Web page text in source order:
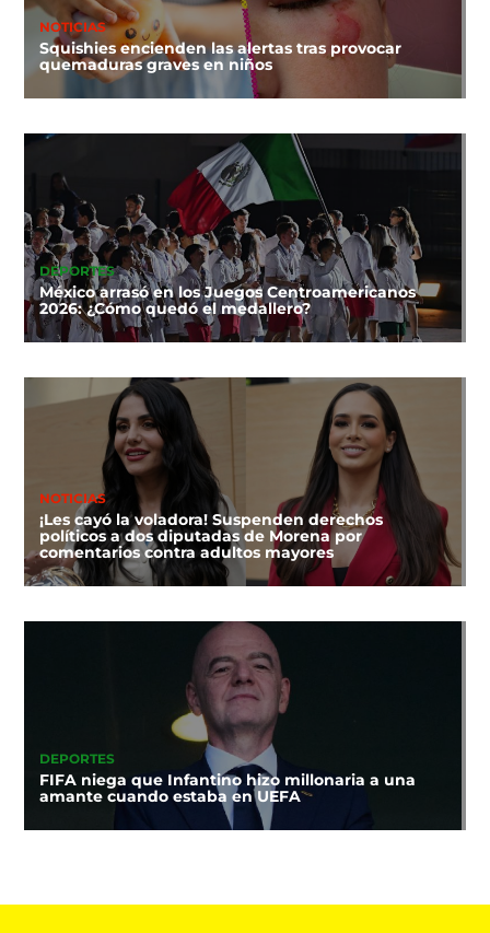
NOTICIAS
Squishies encienden las alertas tras provocar
quemaduras graves en niños
DEPORTES
México arrasó en los Juegos Centroamericanos
2026: ¿Cómo quedó el medallero?
NOTICIAS
¡Les cayó la voladora! Suspenden derechos
políticos a dos diputadas de Morena por
comentarios contra adultos mayores
DEPORTES
FIFA niega que Infantino hizo millonaria a una
amante cuando estaba en UEFA